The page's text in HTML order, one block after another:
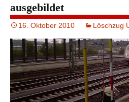
ausgebildet
16. Oktober 2010 Löschzug